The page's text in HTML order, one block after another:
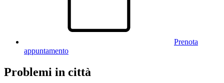
Prenota
appuntamento
Problemi in città